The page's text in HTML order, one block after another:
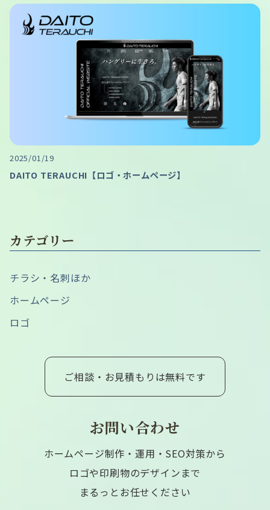
2025/01/19
DAITO TERAUCHI【ロゴ・ホームページ】
カテゴリー
チラシ・名刺ほか
ホームページ
ロゴ
ご相談・お見積もりは無料です
お問い合わせ
ホームページ制作・運用・SEO対策から
ロゴや印刷物のデザインまで
まるっとお任せください